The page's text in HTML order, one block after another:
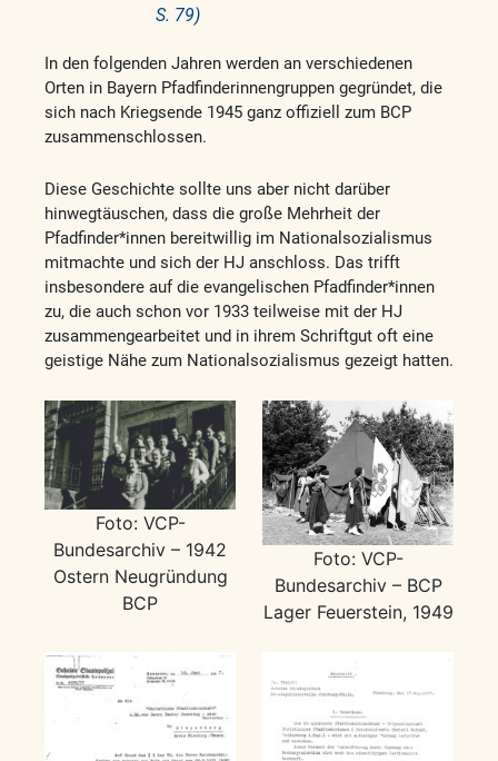
S. 79)
In den folgenden Jahren werden an verschiedenen
Orten in Bayern Pfadfinderinnengruppen gegründet, die
sich nach Kriegsende 1945 ganz offiziell zum BCP
zusammenschlossen.
Diese Geschichte sollte uns aber nicht darüber
hinwegtäuschen, dass die große Mehrheit der
Pfadfinder*innen bereitwillig im Nationalsozialismus
mitmachte und sich der HJ anschloss. Das trifft
insbesondere auf die evangelischen Pfadfinder*innen
zu, die auch schon vor 1933 teilweise mit der HJ
zusammengearbeitet und in ihrem Schriftgut oft eine
geistige Nähe zum Nationalsozialismus gezeigt hatten.
Foto: VCP-
Bundesarchiv – 1942
Ostern Neugründung
BCP
Foto: VCP-
Bundesarchiv – BCP
Lager Feuerstein, 1949